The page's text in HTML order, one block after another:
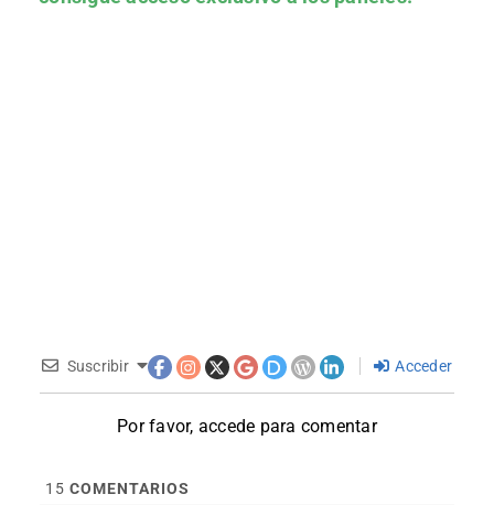
Suscribir Acceder
Por favor, accede para comentar
15 COMENTARIOS